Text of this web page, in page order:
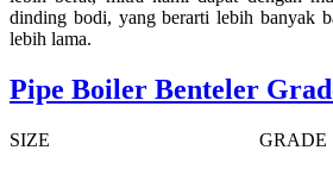
dinding bodi, yang berarti lebih banyak
lebih lama.
Pipe Boiler Benteler
SIZE